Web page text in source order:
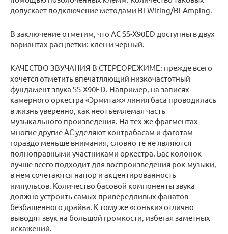
допускает подключение методами Bi-Wiring/Bi-Amping.
В заключение отметим, что АС SS-X90ED доступны в двух
вариантах расцветки: клен и черный.
КАЧЕСТВО ЗВУЧАНИЯ В СТЕРЕОРЕЖИМЕ: прежде всего
хочется отметить впечатляющий низкочастотный
фундамент звука SS-X90ED. Например, на записях
камерного оркестра «Эрмитаж» линия баса проводилась
в жизнь уверенно, как неотъемлемая часть
музыкального произведения. На тех же фрагментах
многие другие АС уделяют контрабасам и фаготам
гораздо меньше внимания, словно те не являются
полноправными участниками оркестра. Бас колонок
лучше всего подходит для воспроизведения рок-музыки,
в нем сочетаются напор и акцентированность
импульсов. Количество басовой компоненты звука
должно устроить самых привередливых фанатов
безбашенного драйва. К тому же «соньки» отлично
выводят звук на большой громкости, избегая заметных
искажений.